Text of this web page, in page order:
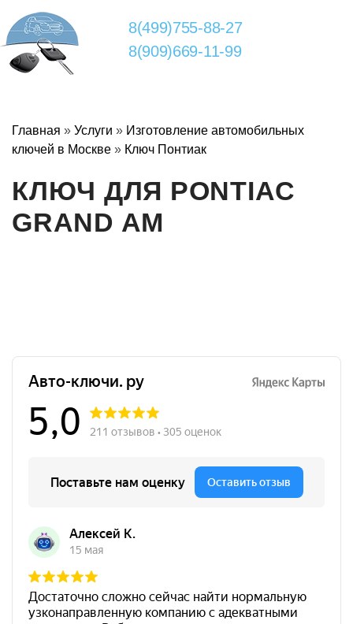
8(499)755-88-27
8(909)669-11-99
Главная » Услуги » Изготовление автомобильных
ключей в Москве » Ключ Понтиак
КЛЮЧ ДЛЯ PONTIAC
GRAND AM